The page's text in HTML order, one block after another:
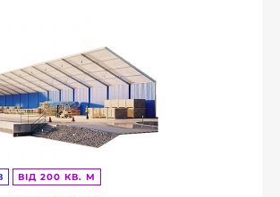
ВІД 200 КВ. М